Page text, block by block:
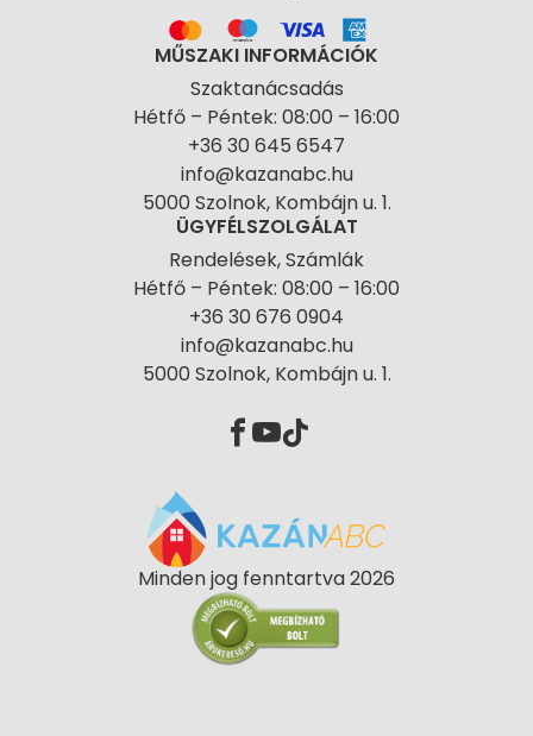
MŰSZAKI INFORMÁCIÓK
Szaktanácsadás
Hétfő – Péntek: 08:00 – 16:00
+36 30 645 6547
info@kazanabc.hu
5000 Szolnok, Kombájn u. 1.
ÜGYFÉLSZOLGÁLAT
Rendelések, Számlák
Hétfő – Péntek: 08:00 – 16:00
+36 30 676 0904
info@kazanabc.hu
5000 Szolnok, Kombájn u. 1.
Minden jog fenntartva 2026